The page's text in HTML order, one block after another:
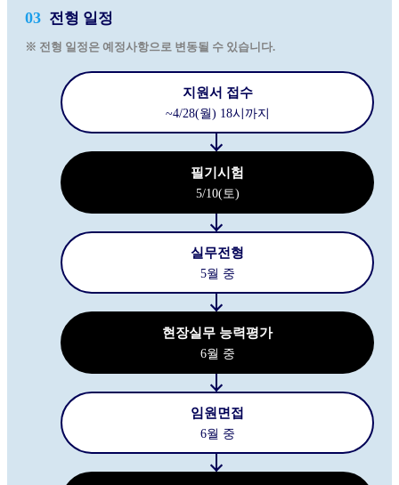
03 전형 일정
※ 전형 일정은 예정사항으로 변동될 수 있습니다.
지원서 접수
~4/28(월) 18시까지
필기시험
5/10(토)
실무전형
5월 중
현장실무 능력평가
6월 중
임원면접
6월 중